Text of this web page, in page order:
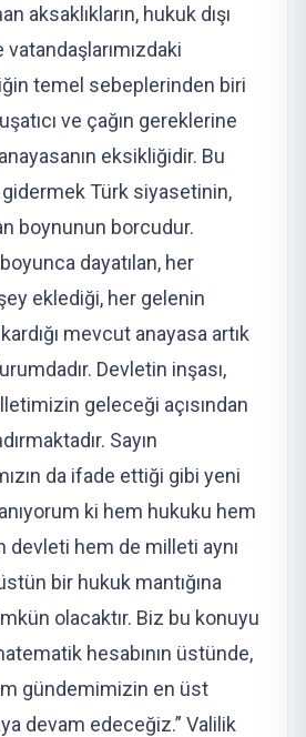
aksaklıkların, hukuk dışı
temel sebeplerinden biri
ve çağın gereklerine
eksikliğidir. Bu
gidermek Türk siyasetinin,
boynunun borcudur.
dayatılan, her
eklediği, her gelenin
mevcut anayasa artık
Devletin inşası,
geleceği açısından
Sayın
da ifade ettiği gibi yeni
ki hem hukuku hem
devleti hem de milleti aynı
bir hukuk mantığına
olacaktır. Biz bu konuyu
hesabının üstünde,
gündemimizin en üst
devam edeceğiz.” Valilik